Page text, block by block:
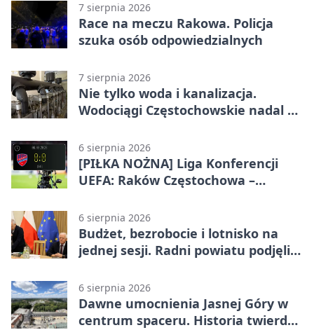
7 sierpnia 2026
Race na meczu Rakowa. Policja
szuka osób odpowiedzialnych
7 sierpnia 2026
Nie tylko woda i kanalizacja.
Wodociągi Częstochowskie nadal w
6 sierpnia 2026
[PIŁKA NOŻNA] Liga Konferencji
UEFA: Raków Częstochowa –
meczu III rundy eliminacji
6 sierpnia 2026
Budżet, bezrobocie i lotnisko na
jednej sesji. Radni powiatu podjęli
6 sierpnia 2026
Dawne umocnienia Jasnej Góry w
centrum spaceru. Historia twierdzy